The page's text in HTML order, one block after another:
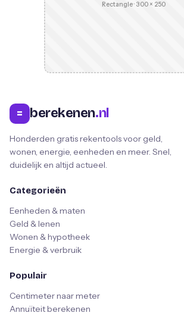
Rectangle · 300 × 250
= berekenen.nl
Honderden gratis rekentools voor geld,
wonen, energie, eenheden en meer. Snel,
duidelijk en altijd actueel.
Categorieën
Eenheden & maten
Geld & lenen
Wonen & hypotheek
Energie & verbruik
Populair
Centimeter naar meter
Annuïteit berekenen